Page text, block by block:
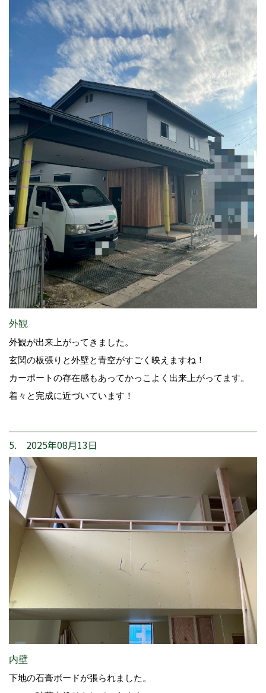
外観
外観が出来上がってきました。
玄関の板張りと外壁と青空がすごく映えますね！
カーポートの存在感もあってかっこよく出来上がってます。
着々と完成に近づいています！
5. 2025年08月13日
内壁
下地の石膏ボードが張られました。